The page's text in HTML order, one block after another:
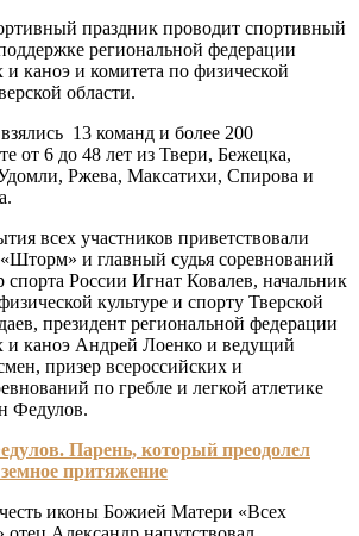
праздник проводит спортивный
региональной федерации
и каноэ и комитета по физической
области.
взялись 13 команд и более 200
от 6 до 48 лет из Твери, Бежецка,
Ржева, Максатихи, Спирова и
всех участников приветствовали
«Шторм» и главный судья соревнований
спорта России Игнат Ковалев, начальник
культуре и спорту Тверской
президент региональной федерации
и каноэ Андрей Лоенко и ведущий
призер всероссийских и
по гребле и легкой атлетике
Федулов.
Парень, который преодолел
притяжение
иконы Божией Матери «Всех